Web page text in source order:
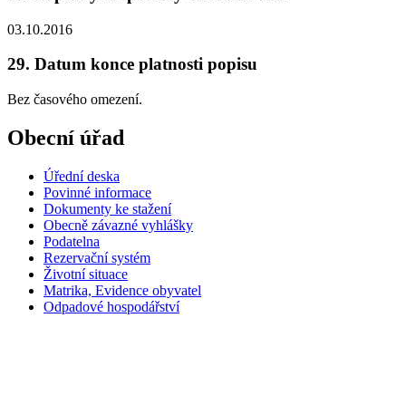
03.10.2016
29. Datum konce platnosti popisu
Bez časového omezení.
Obecní úřad
Úřední deska
Povinné informace
Dokumenty ke stažení
Obecně závazné vyhlášky
Podatelna
Rezervační systém
Životní situace
Matrika, Evidence obyvatel
Odpadové hospodářství